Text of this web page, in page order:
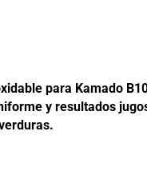
para Kamado
y resultados